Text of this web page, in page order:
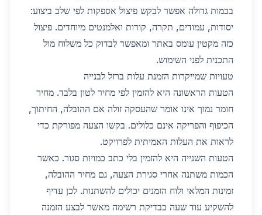
בכמות גדולה אפשר לבקש פיצול אספקות לפי שלב ביצוע:
יסודות, עמודים, תקרה, קורות ואלמנטים מיוחדים. פיצול
כזה מקטין עומס באתר ומאפשר לבדוק כל משלוח מול
התכנית לפני השימוש.
טעויות שמייקרות הזמנת עלות ברזל לבנייה
הטעות הראשונה היא להזמין לפי מחיר לטון בלבד. מחיר
חומר נמוך אינו אומר שהעסקה זולה אם ההובלה, החיתוך,
הכיפוף והפריקה אינם כלולים. בקשו הצעה מפורקת כדי
לראות את העלות האמיתית לפרויקט.
הטעות השנייה היא להזמין בלי כתב כמויות סגור. כאשר
הכמות משתנה אחרי סגירת הצעה, גם מחיר ההובלה,
זמינות המלאי ולוח הזמנים יכולים להשתנות. לכן עדיף
להשקיע עוד שעה בבדיקת רשימה מאשר לבצע הזמנה